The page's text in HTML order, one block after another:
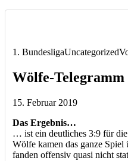
1. BundesligaUncategorized
Wölfe-Telegramm
15. Februar 2019
Das Ergebnis…
… ist ein deutliches 3:9 für
Wölfe kamen das ganze
fanden offensiv quasi nicht